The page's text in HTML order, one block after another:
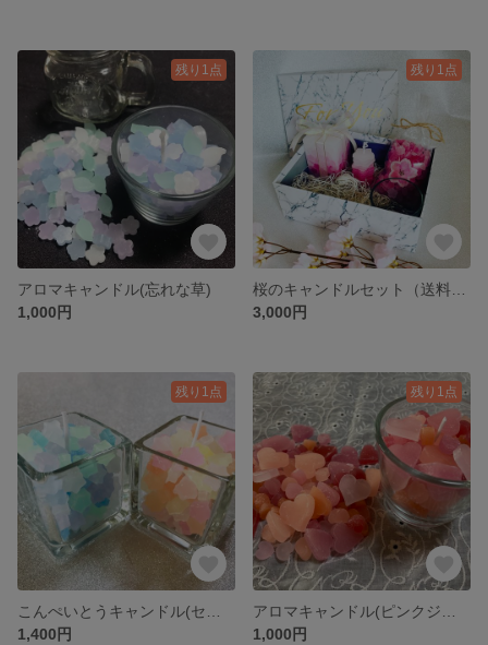
残り1点
アロマキャンドル(忘れな草)
1,000円
残り1点
3,000円
残り1点
1,400円
残り1点
1,000円